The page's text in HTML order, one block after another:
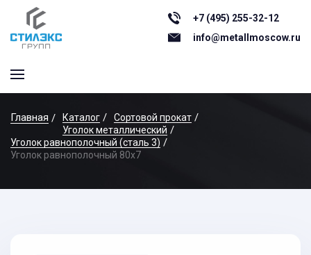
+7 (495) 255-32-12
info@metallmoscow.ru
Главная Каталог
Сортовой прокат
Уголок металлический
Уголок равнополочный (сталь 3)
Уголок равнополочный 80x7